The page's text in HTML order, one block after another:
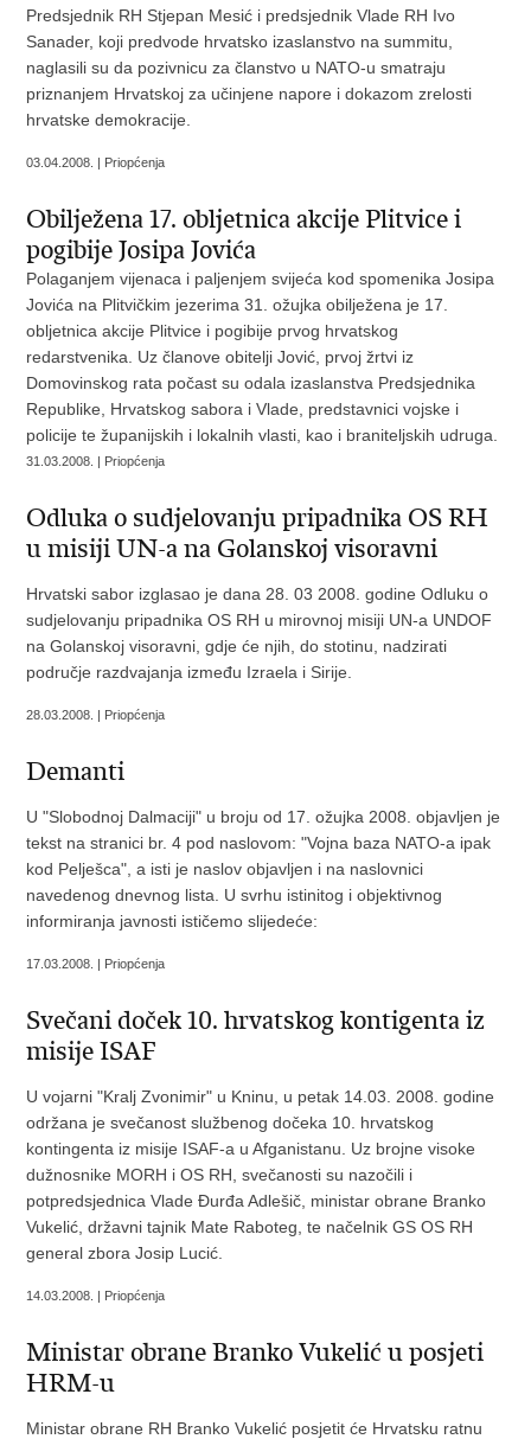
Predsjednik RH Stjepan Mesić i predsjednik Vlade RH Ivo
Sanader, koji predvode hrvatsko izaslanstvo na summitu,
naglasili su da pozivnicu za članstvo u NATO-u smatraju
priznanjem Hrvatskoj za učinjene napore i dokazom zrelosti
hrvatske demokracije.
03.04.2008. | Priopćenja
Obilježena 17. obljetnica akcije Plitvice i
pogibije Josipa Jovića
Polaganjem vijenaca i paljenjem svijeća kod spomenika Josipa
Jovića na Plitvičkim jezerima 31. ožujka obilježena je 17.
obljetnica akcije Plitvice i pogibije prvog hrvatskog
redarstvenika. Uz članove obitelji Jović, prvoj žrtvi iz
Domovinskog rata počast su odala izaslanstva Predsjednika
Republike, Hrvatskog sabora i Vlade, predstavnici vojske i
policije te županijskih i lokalnih vlasti, kao i braniteljskih udruga.
31.03.2008. | Priopćenja
Odluka o sudjelovanju pripadnika OS RH
u misiji UN-a na Golanskoj visoravni
Hrvatski sabor izglasao je dana 28. 03 2008. godine Odluku o
sudjelovanju pripadnika OS RH u mirovnoj misiji UN-a UNDOF
na Golanskoj visoravni, gdje će njih, do stotinu, nadzirati
područje razdvajanja između Izraela i Sirije.
28.03.2008. | Priopćenja
Demanti
U "Slobodnoj Dalmaciji" u broju od 17. ožujka 2008. objavljen je
tekst na stranici br. 4 pod naslovom: "Vojna baza NATO-a ipak
kod Pelješca", a isti je naslov objavljen i na naslovnici
navedenog dnevnog lista. U svrhu istinitog i objektivnog
informiranja javnosti ističemo slijedeće:
17.03.2008. | Priopćenja
Svečani doček 10. hrvatskog kontigenta iz
misije ISAF
U vojarni "Kralj Zvonimir" u Kninu, u petak 14.03. 2008. godine
održana je svečanost službenog dočeka 10. hrvatskog
kontingenta iz misije ISAF-a u Afganistanu. Uz brojne visoke
dužnosnike MORH i OS RH, svečanosti su nazočili i
potpredsjednica Vlade Đurđa Adlešič, ministar obrane Branko
Vukelić, državni tajnik Mate Raboteg, te načelnik GS OS RH
general zbora Josip Lucić.
14.03.2008. | Priopćenja
Ministar obrane Branko Vukelić u posjeti
HRM-u
Ministar obrane RH Branko Vukelić posjetit će Hrvatsku ratnu